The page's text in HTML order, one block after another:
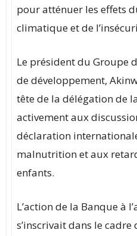
pour atténuer les effets
climatique et de
Le président du Groupe
de développement,
tête de la délégation de
activement aux
déclaration
malnutrition et aux
enfants.
L’action de la Banque à
s’inscrivait dans le cadre